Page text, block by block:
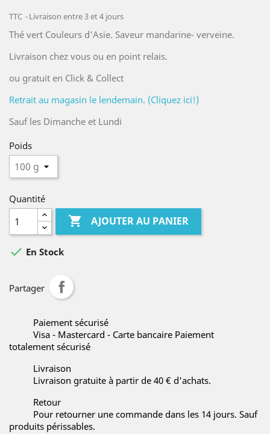
TTC Livraison entre 3 et 4 jours
Thé vert Couleurs d'Asie. Saveur mandarine- verveine.
Livraison chez vous ou en point relais.
ou gratuit en Click & Collect
Retrait au magasin le lendemain. (Cliquez ici!)
Sauf les Dimanche et Lundi
Poids
Quantité
 AJOUTER AU PANIER
 En Stock
Partager
Paiement sécurisé
Visa - Mastercard - Carte bancaire Paiement
totalement sécurisé
Livraison
Livraison gratuite à partir de 40 € d'achats.
Retour
Pour retourner une commande dans les 14 jours. Sauf
produits périssables.